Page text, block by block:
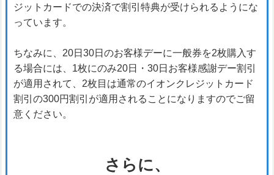
ジットカードでの決済で割引特典が受けられるようにな
っています。
ちなみに、20日30日のお客様デーに一般券を2枚購入す
る場合には、1枚にのみ20日・30日お客様感謝デー割引
が適用されて、2枚目は通常のイオンクレジットカード
割引の300円割引が適用されることになりますのでご留
意ください。
さらに、